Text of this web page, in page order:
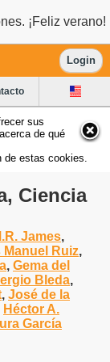
¡Feliz verano!
Login
sus
de qué
estas cookies.
Ciencia
James,
Manuel Ruiz,
, Gema del
Bleda,
, José de la
Héctor A.
García